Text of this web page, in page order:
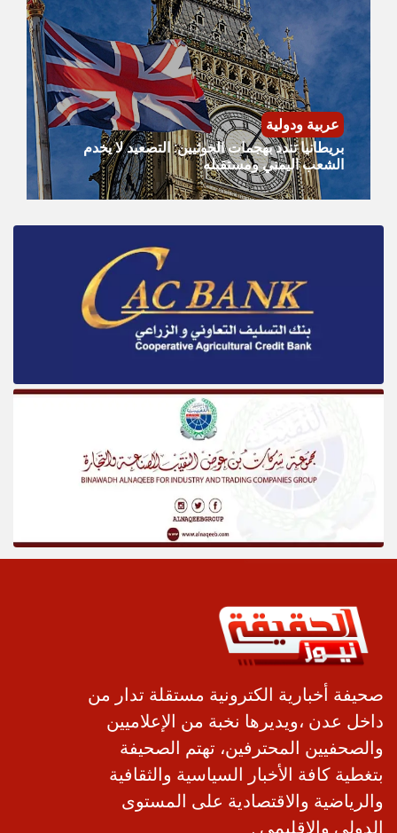
عربية ودولية
​بريطانيا تندد بهجمات الحوثيين: التصعيد لا يخدم
الشعب اليمني ومستقبله
صحيفة أخبارية الكترونية مستقلة تدار من
داخل عدن ،ويديرها نخبة من الإعلاميين
والصحفيين المحترفين، تهتم الصحيفة
بتغطية كافة الأخبار السياسية والثقافية
والرياضية والاقتصادية على المستوى
الدولي والإقليمي .